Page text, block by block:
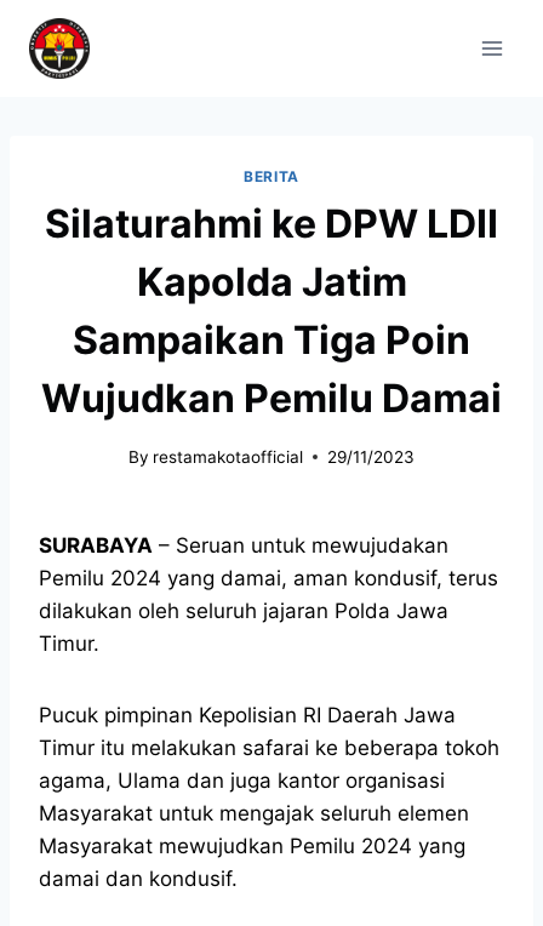
BERITA
Silaturahmi ke DPW LDII
Kapolda Jatim
Sampaikan Tiga Poin
Wujudkan Pemilu Damai
By restamakotaofficial 29/11/2023
SURABAYA – Seruan untuk mewujudakan
Pemilu 2024 yang damai, aman kondusif, terus
dilakukan oleh seluruh jajaran Polda Jawa
Timur.
Pucuk pimpinan Kepolisian RI Daerah Jawa
Timur itu melakukan safarai ke beberapa tokoh
agama, Ulama dan juga kantor organisasi
Masyarakat untuk mengajak seluruh elemen
Masyarakat mewujudkan Pemilu 2024 yang
damai dan kondusif.